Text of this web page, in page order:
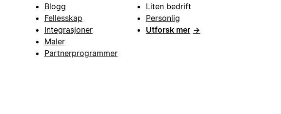
Blogg
Fellesskap
Integrasjoner
Maler
Partnerprogrammer
Liten bedrift
Personlig
Utforsk mer →